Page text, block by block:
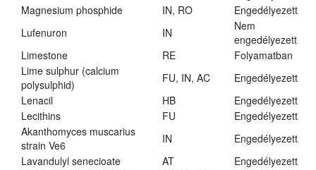
Magnesium phosphide
IN, RO
Engedélyezett
Lufenuron
IN
Nem
engedélyezett
Limestone
RE
Folyamatban
Lime sulphur (calcium
polysulphid)
FU, IN, AC
Engedélyezett
Lenacil
HB
Engedélyezett
Lecithins
FU
Engedélyezett
Akanthomyces muscarius
strain Ve6
IN
Engedélyezett
Lavandulyl senecioate
AT
Engedélyezett